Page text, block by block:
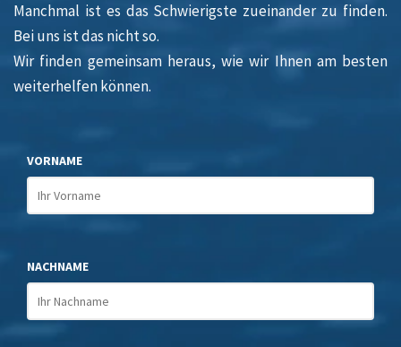
Manchmal ist es das Schwierigste zueinander zu finden.
Bei uns ist das nicht so.
Wir finden gemeinsam heraus, wie wir Ihnen am besten
weiterhelfen können.
VORNAME
NACHNAME